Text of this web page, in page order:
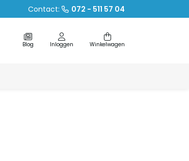
Contact: 072 - 511 57 04
Blog Inloggen Winkelwagen